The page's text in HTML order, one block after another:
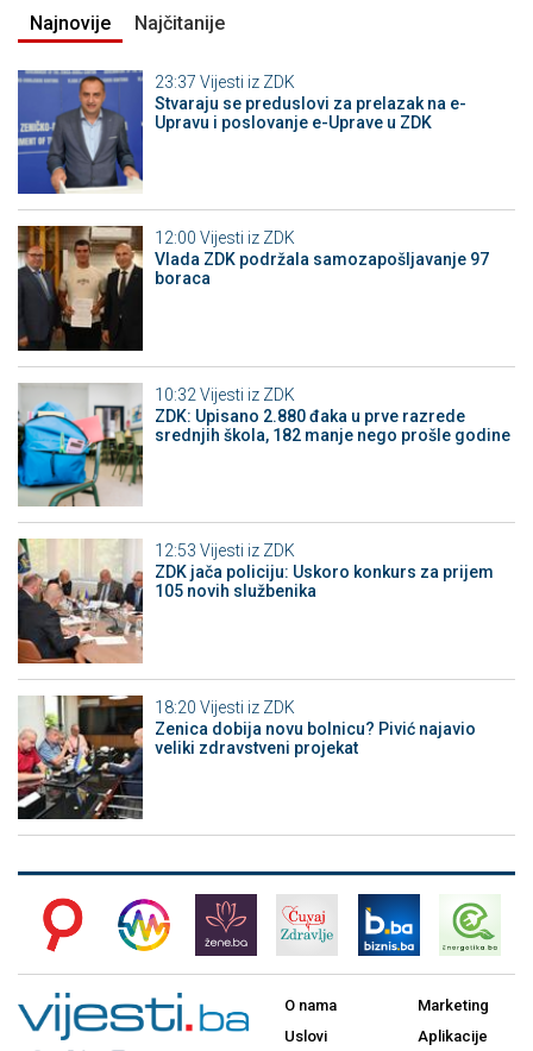
Najnovije Najčitanije
23:37 Vijesti iz ZDK
Stvaraju se preduslovi za prelazak na e-
Upravu i poslovanje e-Uprave u ZDK
12:00 Vijesti iz ZDK
Vlada ZDK podržala samozapošljavanje 97
boraca
10:32 Vijesti iz ZDK
ZDK: Upisano 2.880 đaka u prve razrede
srednjih škola, 182 manje nego prošle godine
12:53 Vijesti iz ZDK
ZDK jača policiju: Uskoro konkurs za prijem
105 novih službenika
18:20 Vijesti iz ZDK
Zenica dobija novu bolnicu? Pivić najavio
veliki zdravstveni projekat
O nama
Uslovi
Marketing
Aplikacije